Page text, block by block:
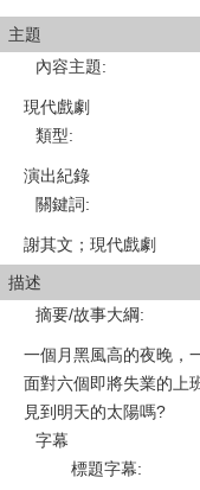
主題
內容主題:
現代戲劇
類型:
演出紀錄
關鍵詞:
謝其文；現代戲劇
描述
摘要/故事大綱:
一個月黑風高的夜晚，
面對六個即將失業的上
見到明天的太陽嗎?
字幕
標題字幕: